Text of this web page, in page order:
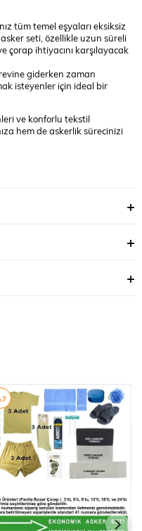
tüm temel eşyaları eksiksiz
seti, özellikle uzun süreli
çorap ihtiyacını karşılayacak
giderken zaman
isteyenler için ideal bir
ve konforlu tekstil
hem de askerlik sürecinizi
ve çorap içerir.
bir destek sunar.